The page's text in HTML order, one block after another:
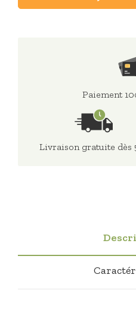
Paiement
Livraison gratuite dès